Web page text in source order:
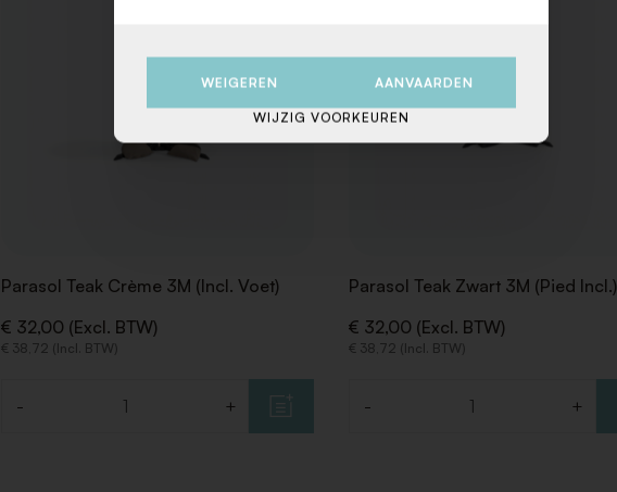
Parasol Teak Crème 3M (Incl. Voet)
€ 32,00 (Excl. BTW)
€ 38,72 (Incl. BTW)
- +
Parasol Teak Zwart 3M (Pied Incl.)
€ 32,00 (Excl. BTW)
€ 38,72 (Incl. BTW)
- +
WEIGEREN AANVAARDEN
WIJZIG VOORKEUREN